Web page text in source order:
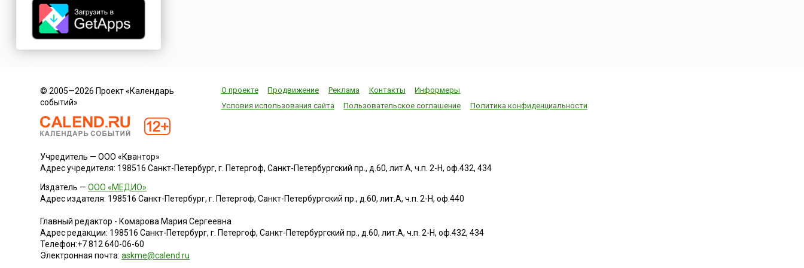
© 2005—2026 Проект «Календарь
событий»
О проекте Продвижение Реклама Контакты
Информеры
Условия использования сайта
Пользовательское соглашение Политика конфиденциальности
Учредитель — ООО «Квантор»
Адрес учредителя: 198516 Санкт-Петербург, г. Петергоф, Санкт-Петербургский пр., д.60, лит.А, ч.п. 2-Н, оф.432, 434
Издатель —ООО «МЕДИО»
Адрес издателя: 198516 Санкт-Петербург, г. Петергоф, Санкт-Петербургский пр., д.60, лит.А, ч.п. 2-Н, оф.440
Главный редактор - Комарова Мария Сергеевна
Адрес редакции: 198516 Санкт-Петербург, г. Петергоф,Санкт-Петербургский пр., д.60, лит.А, ч.п. 2-Н, оф.432, 434
Телефон:+7 812 640-06-60
Электронная почта:askme@calend.ru